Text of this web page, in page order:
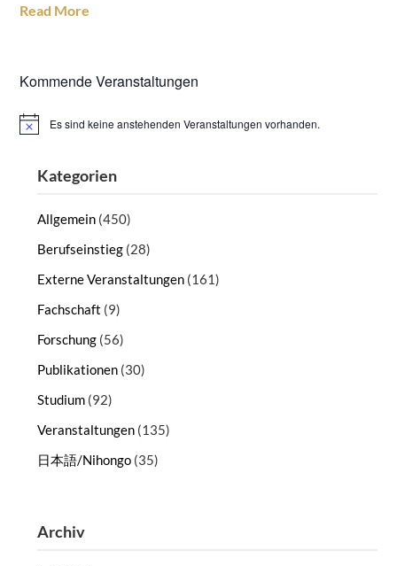
Read More
Kommende Veranstaltungen
HinweisEs sind keine anstehenden Veranstaltungen vorhanden.
Kategorien
Allgemein (450)
Berufseinstieg (28)
Externe Veranstaltungen (161)
Fachschaft (9)
Forschung (56)
Publikationen (30)
Studium (92)
Veranstaltungen (135)
日本語/Nihongo (35)
Archiv